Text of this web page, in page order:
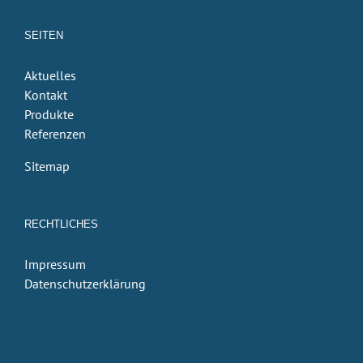
SEITEN
Aktuelles
Kontakt
Produkte
Referenzen
Sitemap
RECHTLICHES
Impressum
Datenschutzerklärung